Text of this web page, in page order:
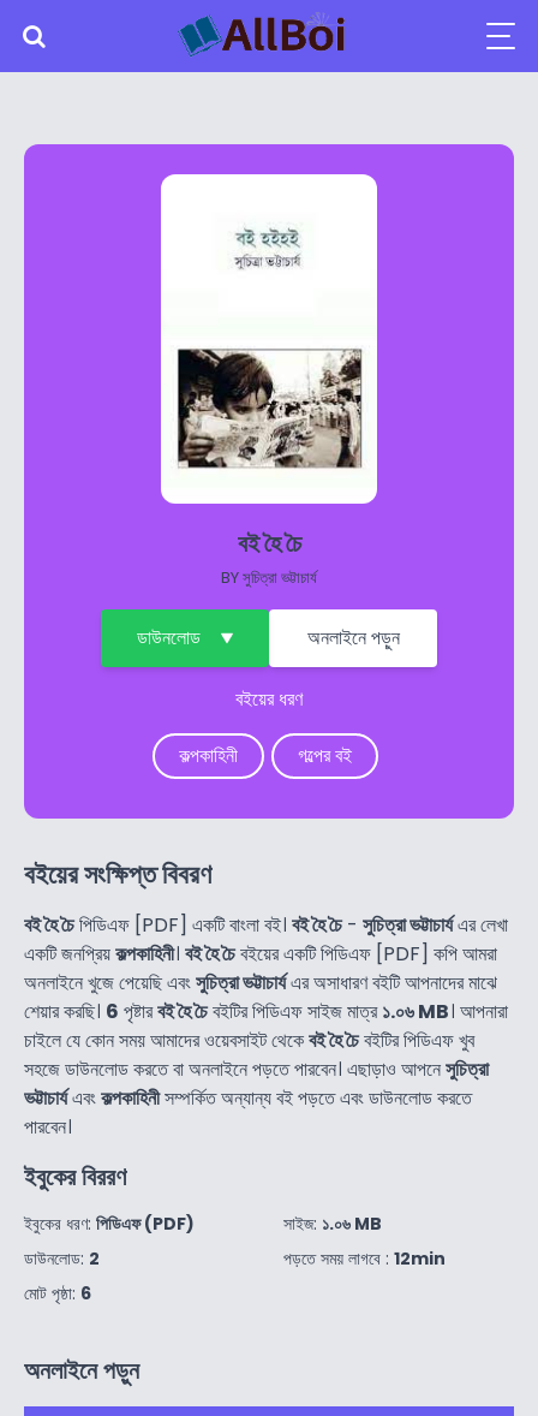
বই হৈ চৈ
BYসুচিত্রা ভট্টাচার্য
ডাউনলোড অনলাইনে পড়ুন
বইয়ের ধরণ
কল্পকাহিনী গল্পের বই
বইয়ের সংক্ষিপ্ত বিবরণ
বই হৈ চৈপিডিএফ [PDF] একটি বাংলা বই। বই হৈ চৈ- সুচিত্রা ভট্টাচার্যএর লেখা
একটি জনপ্রিয়কল্পকাহিনী। বই হৈ চৈবইয়ের একটি পিডিএফ [PDF] কপি আমরা
অনলাইনে খুজে পেয়েছি এবংসুচিত্রা ভট্টাচার্যএর অসাধারণ বইটি আপনাদের মাঝে
শেয়ার করছি। 6 পৃষ্টারবই হৈ চৈবইটির পিডিএফ সাইজ মাত্র১.০৬ MB। আপনারা
চাইলে যে কোন সময় আমাদের ওয়েবসাইট থেকেবই হৈ চৈবইটির পিডিএফ খুব
সহজে ডাউনলোড করতে বা অনলাইনে পড়তে পারবেন। এছাড়াও আপনেসুচিত্রা
ভট্টাচার্যএবংকল্পকাহিনীসম্পর্কিত অন্যান্য বই পড়তে এবং ডাউনলোড করতে
পারবেন।
ইবুকের বিররণ
ইবুকের ধরণ: পিডিএফ (PDF)
ডাউনলোড: 2
মোট পৃষ্ঠা: 6
সাইজ: ১.০৬ MB
পড়তে সময় লাগবে : 12min
অনলাইনে পড়ুন